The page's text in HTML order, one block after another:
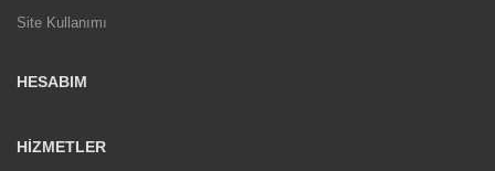
Site Kullanımı
HESABIM
HIZMETLER